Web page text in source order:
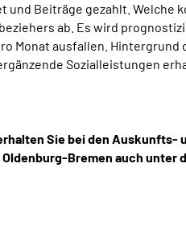
Beiträge gezahlt. Welche
ab. Es wird
Monat ausfallen.
Sozialleistungen
Sie bei den
Bremen auch unter